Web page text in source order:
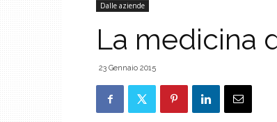
Dalle aziende
La medicina
23 Gennaio 2015